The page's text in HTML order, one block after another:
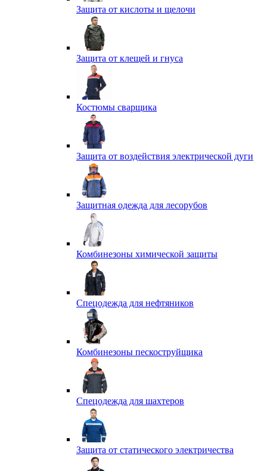
Защита от кислоты и щелочи
Защита от клещей и гнуса
Костюмы сварщика
Защита от воздействия электрической дуги
Защитная одежда для лесорубов
Комбинезоны химической защиты
Спецодежда для нефтяников
Комбинезоны пескоструйщика
Спецодежда для шахтеров
Защита от статического электричества